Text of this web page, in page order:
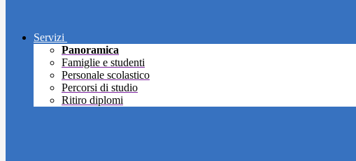
Servizi
Panoramica
Famiglie e studenti
Personale scolastico
Percorsi di studio
Ritiro diplomi